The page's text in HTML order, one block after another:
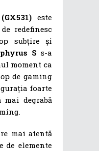
este
redefinesc
subțire și
S s-a
moment ca
de gaming
foarte
mai degrabă
mai atentă
de elemente